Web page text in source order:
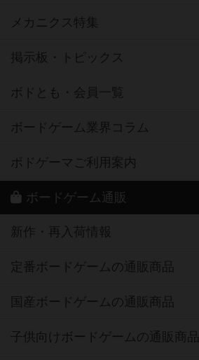
メカニクス特集
掲示板・トピックス
ボドとも・会員一覧
ボードゲーム業界コラム
ボドゲーマご利用案内
ボードゲーム通販
新作・再入荷情報
定番ボードゲームの通販商品
国産ボードゲームの通販商品
子供向けボードゲームの通販商品